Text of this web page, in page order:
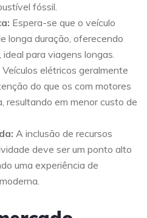
fóssil.
Espera-se que o veículo
longa duração, oferecendo
para viagens longas.
Veículos elétricos geralmente
do que os com motores
resultando em menor custo de
A inclusão de recursos
deve ser um ponto alto
uma experiência de